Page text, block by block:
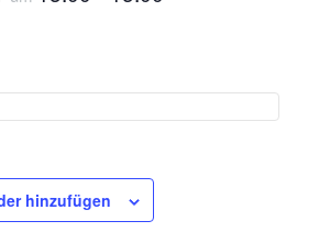
hinzufügen